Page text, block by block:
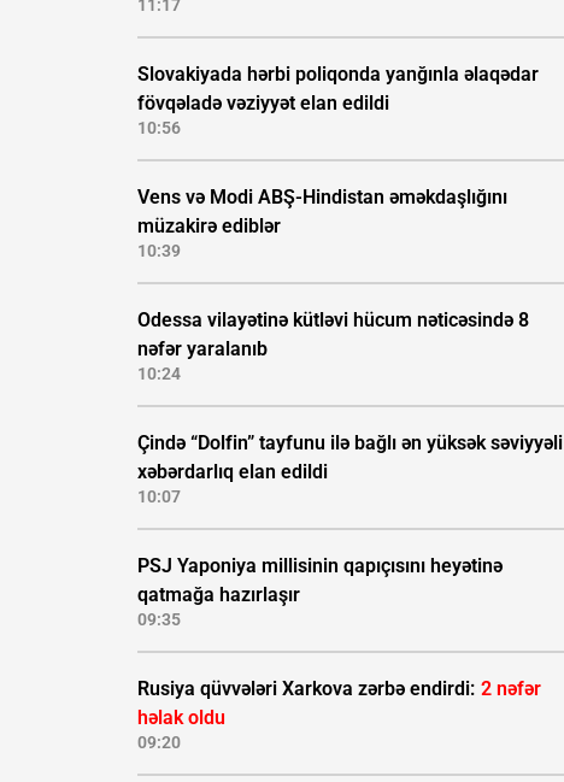
11:17
Slovakiyada hərbi poliqonda yanğınla əlaqədar
fövqəladə vəziyyət elan edildi
10:56
Vens və Modi ABŞ-Hindistan əməkdaşlığını
müzakirə ediblər
10:39
Odessa vilayətinə kütləvi hücum nəticəsində 8
nəfər yaralanıb
10:24
Çində “Dolfin” tayfunu ilə bağlı ən yüksək səviyyəli
xəbərdarlıq elan edildi
10:07
PSJ Yaponiya millisinin qapıçısını heyətinə
qatmağa hazırlaşır
09:35
Rusiya qüvvələri Xarkova zərbə endirdi: 2 nəfər
həlak oldu
09:20